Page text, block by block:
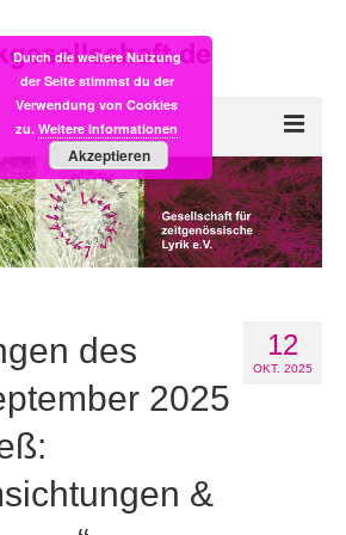
Monats
12
OKT. 2025
des
2025
&
Durch die weitere Nutzung
der Seite stimmst du der
Verwendung von Cookies
zu. Weitere Informationen
Akzeptieren